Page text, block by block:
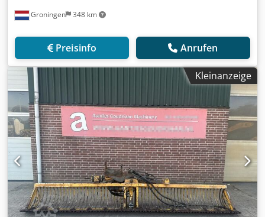
Groningen 348 km
Preisinfo Anrufen
Kleinanzeige